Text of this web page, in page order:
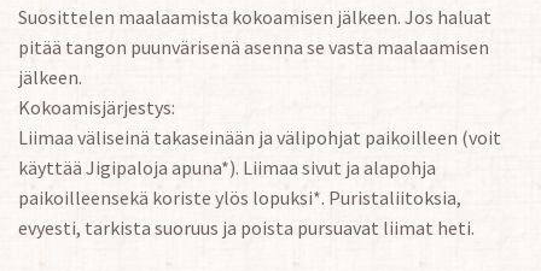
Suosittelen maalaamista kokoamisen jälkeen. Jos haluat
pitää tangon puunvärisenä asenna se vasta maalaamisen
jälkeen.
Kokoamisjärjestys:
Liimaa väliseinä takaseinään ja välipohjat paikoilleen (voit
käyttää Jigipaloja apuna*). Liimaa sivut ja alapohja
paikoilleensekä koriste ylös lopuksi*. Puristaliitoksia,
evyesti, tarkista suoruus ja poista pursuavat liimat heti.